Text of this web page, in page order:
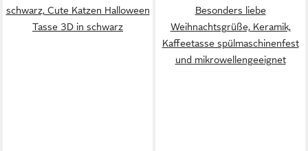
schwarz, Cute Katzen Halloween
Tasse 3D in schwarz
Besonders liebe
Weihnachtsgrüße, Keramik,
Kaffeetasse spülmaschinenfest
und mikrowellengeeignet